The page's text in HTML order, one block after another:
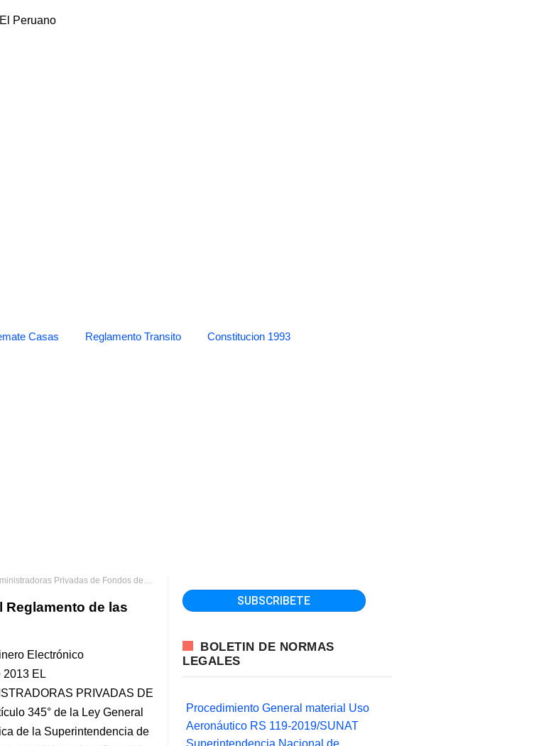
Peruano
Casas Reglamento Transito Constitucion 1993
Privadas de Fondos de Pensiones
Reglamento de las
Electrónico
2013 EL
PRIVADAS DE
345° de la Ley General
de la Superintendencia de
BOLETIN DE NORMAS
LEGALES
Procedimiento General material Uso
Aeronáutico RS 119-2019/SUNAT
Superintendencia Nacional de